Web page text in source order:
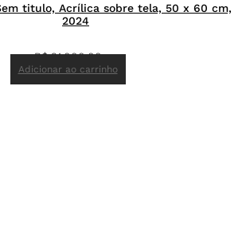
titulo, Acrílica sobre tela, 50 x 60 cm,
2024
R$21.000,00
Adicionar ao carrinho